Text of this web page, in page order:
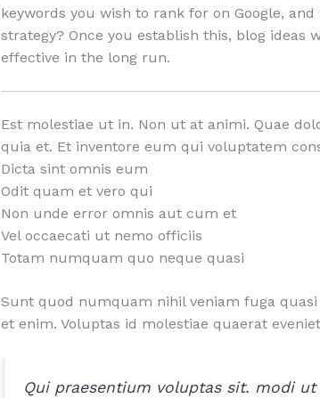
keywords you wish to rank for on Google,
strategy? Once you establish this, blog ideas
effective in the long run.
Est molestiae ut in. Non ut at animi. Quae
quia et. Et inventore eum qui voluptatem
Dicta sint omnis eum
Odit quam et vero qui
Non unde error omnis aut cum et
Vel occaecati ut nemo officiis
Totam numquam quo neque quasi
Sunt quod numquam nihil veniam fuga
et enim. Voluptas id molestiae quaerat
Qui praesentium voluptas sit. modi